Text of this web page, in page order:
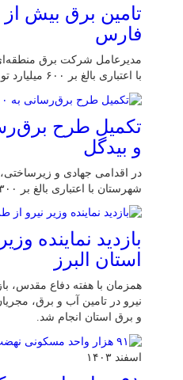
فارس
با اعتباری بالغ بر ۶۰۰ میلیارد تومان و اختصاص زمین و احداث پست فوق توزیع کلید خورد.
و بیدگل
شهرستان با اعتباری بالغ بر ۳۰۰ میلیارد ریال به بهره‌برداری رسید.
بازدید نماینده
استان البرز
همزمان با هفته دفاع مقدس،
نیرو در تامین آب و برق،
و برق استان انجام شد.
اسفند ۱۴۰۳